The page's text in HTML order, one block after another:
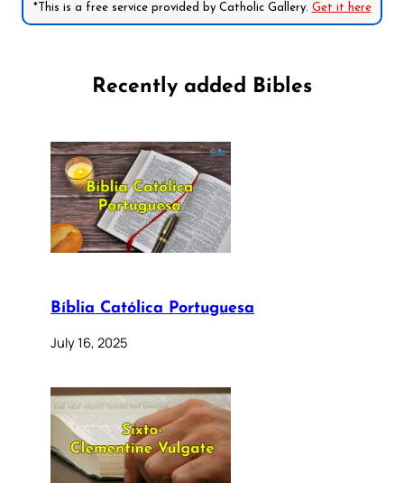
*This is a free service provided by Catholic Gallery. Get it here
Recently added Bibles
Bíblia Católica Portuguesa
July 16, 2025